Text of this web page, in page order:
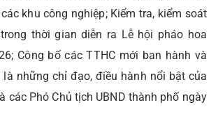
khu công nghiệp; Kiểm tra, kiểm soát
thời gian diễn ra Lễ hội pháo hoa
Công bố các TTHC mới ban hành và
những chỉ đạo, điều hành nổi bật của
các Phó Chủ tịch UBND thành phố ngày